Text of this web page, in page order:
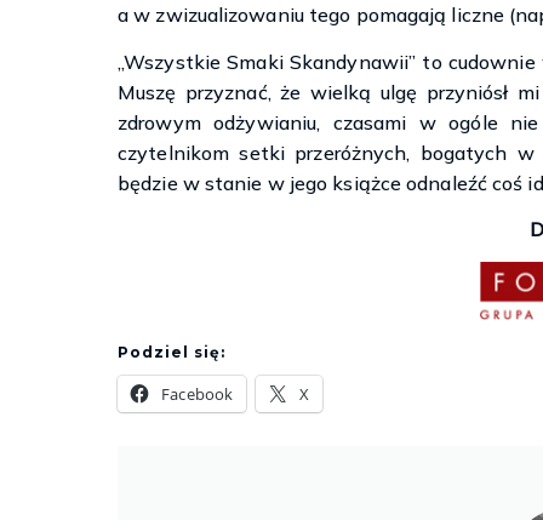
a w zwizualizowaniu tego pomagają liczne
„Wszystkie Smaki Skandynawii” to
Muszę przyznać, że wielką ulgę przyniósł
zdrowym odżywianiu, czasami w ogóle
czytelnikom setki przeróżnych, bogatych
będzie w stanie w jego książce odnaleźć coś
Podziel się:
Facebook X